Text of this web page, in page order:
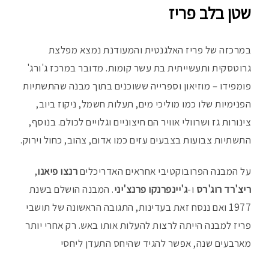
שטן בלב פריז
במרכזה של פריז האלגנטית והמעודנת נמצא מפלצת
גרוטסקית ותעשייתית בת עשר קומות. מדובר במרכז ג'ורג'
פומפידו – מוזיאון וספרייה ששוכנים בתוך מבנה שהתשתיות
הפנימיות שלו כמו מוליכי מים, תעלות חשמל, ניקוז ביוב,
צינורות גז ושרוולי אוויר הם חיצוניים וגלויים לכולם. בנוסף,
התשתיות צבועות בצבעים עזים כמו אדום, צהוב, כחול וירוק.
על המבנה הפרובוקטיבי אחראים האדריכליםרנצו פיאנו,
ריצ'רד רוג'רס ו-ג'יינפרנקו פרנצ'יני. המבנה הושלם בשנת
1977 ואם ננסח זאת בעדינות, התגובה הראשונה של תושבי
פריז למבנה הייתה לרצות להעלות אותו באש. רק אחרי יותר
מארבעים שנה, אפשר להגיד שהיחס התעדן ליחסי